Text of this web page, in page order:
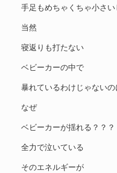
手足もめちゃくちゃ小さい
当然
寝返りも打たない
ベビーカーの中で
暴れているわけじゃないの
なぜ
ベビーカーが揺れる？？？
全力で泣いている
そのエネルギーが